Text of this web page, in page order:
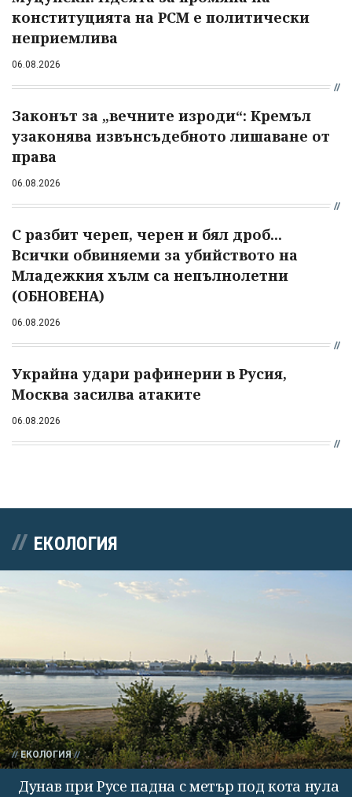
конституцията на РСМ е политически
неприемлива
06.08.2026
Законът за „вечните изроди“: Кремъл
узаконява извънсъдебното лишаване от
права
06.08.2026
С разбит череп, черен и бял дроб...
Всички обвиняеми за убийството на
Младежкия хълм са непълнолетни
(ОБНОВЕНА)
06.08.2026
Украйна удари рафинерии в Русия,
Москва засилва атаките
06.08.2026
ЕКОЛОГИЯ
ЕКОЛОГИЯ
Дунав при Русе падна с метър под кота нула